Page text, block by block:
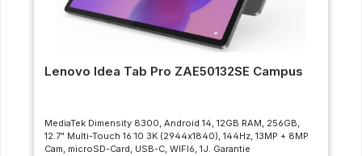
Lenovo Idea Tab Pro ZAE50132SE Campus
MediaTek Dimensity 8300, Android 14, 12GB RAM, 256GB,
12.7" Multi-Touch 16:10 3K (2944x1840), 144Hz, 13MP + 8MP
Cam, microSD-Card, USB-C, WIFI6, 1J. Garantie